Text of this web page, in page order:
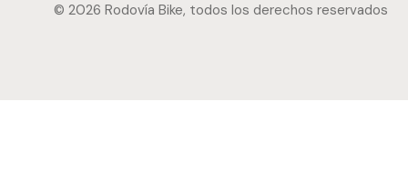
© 2026 Rodovía Bike, todos los derechos reservados